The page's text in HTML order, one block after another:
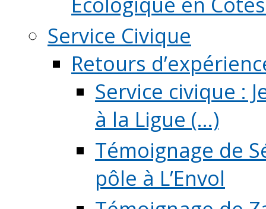
Service Civique
Retours
Service civique :
à la Ligue (...)
Témoignage de
pôle à L’Envol